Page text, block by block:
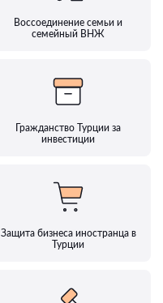
Воссоединение семьи и
семейный ВНЖ
Гражданство Турции за
инвестиции
Защита бизнеса иностранца в
Турции